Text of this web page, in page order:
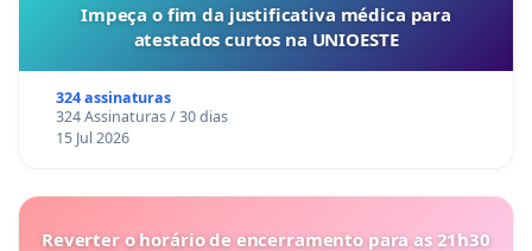
Impeça o fim da justificativa médica para
atestados curtos na UNIOESTE
324 assinaturas
324 Assinaturas / 30 dias
15 Jul 2026
Reverter o horário de encerramento para as 21h30